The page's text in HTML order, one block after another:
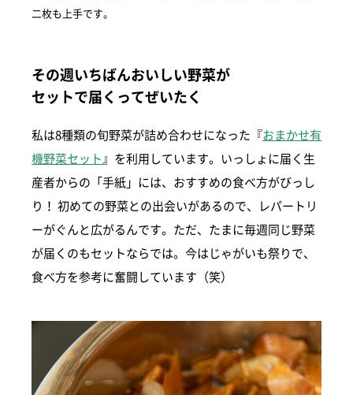
二枚も上手です。
その週いちばんおいしい野菜が
セットで届くってぜいたく
私は8種類の旬野菜が詰め合わせになった『おまかせ有
機野菜セット 』を利用しています。いっしょに届く生
産者からの「手紙」には、おすすめの食べ方がびっし
り！ 初めての野菜との出会いがあるので、レパートリ
ーがぐんと広がるんです。ただ、たまに毎週同じ野菜
が届くのもセットならでは。今はじゃがいも祭りで、
食べ方を参考に奮闘しています（笑）